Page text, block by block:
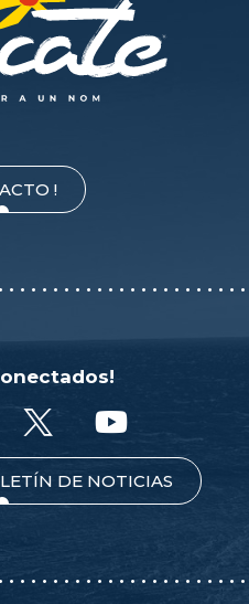
!
DE NOTICIAS